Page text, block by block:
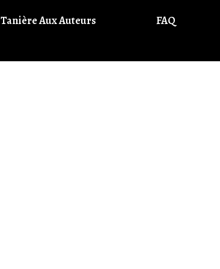
Tanière Aux Auteurs FAQ